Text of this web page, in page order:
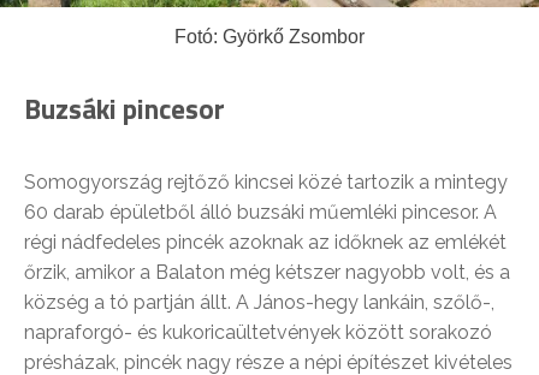
Fotó: Györkő Zsombor
Buzsáki pincesor
Somogyország rejtőző kincsei közé tartozik a mintegy
60 darab épületből álló buzsáki műemléki pincesor. A
régi nádfedeles pincék azoknak az időknek az emlékét
őrzik, amikor a Balaton még kétszer nagyobb volt, és a
község a tó partján állt. A János-hegy lankáin, szőlő-,
napraforgó- és kukoricaültetvények között sorakozó
présházak, pincék nagy része a népi építészet kivételes